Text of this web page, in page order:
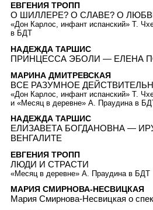
ЕВГЕНИЯ ТРОПП
О ШИЛЛЕРЕ? О СЛАВЕ? О
«Дон Карлос, инфант испанский» Т.
в БДТ
НАДЕЖДА ТАРШИС
ПРИНЦЕССА ЭБОЛИ — ЕЛЕНА
МАРИНА ДМИТРЕВСКАЯ
ВСЕ РАЗУМНОЕ
«Дон Карлос, инфант испанский» Т.
и «Месяц в деревне» А. Праудина в
НАДЕЖДА ТАРШИС
ЕЛИЗАВЕТА БОГДАНОВНА —
ВЕНГАЛИТЕ
ЕВГЕНИЯ ТРОПП
ЛЮДИ И СТРАСТИ
«Месяц в деревне» А. Праудина в БДТ
МАРИЯ СМИРНОВА-НЕСВИЦКАЯ
Мария Смирнова-Несвицкая о